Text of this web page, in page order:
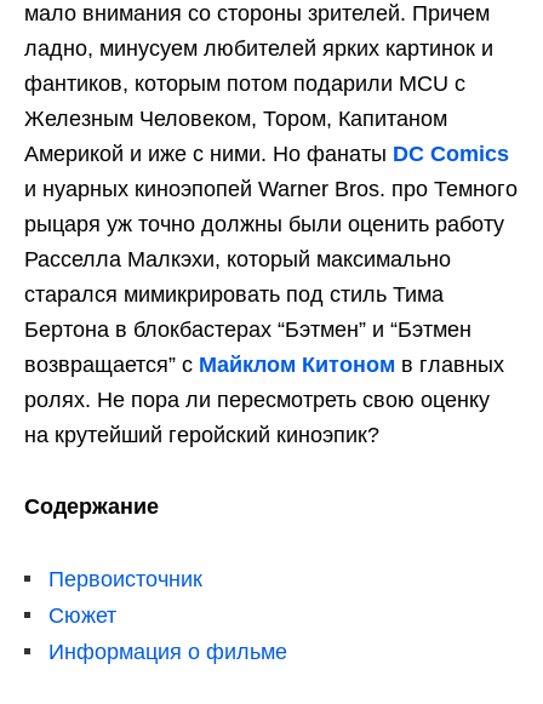
мало внимания со стороны зрителей. Причем
ладно, минусуем любителей ярких картинок и
фантиков, которым потом подарили MCU с
Железным Человеком, Тором, Капитаном
Америкой и иже с ними. Но фанаты DC Comics
и нуарных киноэпопей Warner Bros. про Темного
рыцаря уж точно должны были оценить работу
Расселла Малкэхи, который максимально
старался мимикрировать под стиль Тима
Бертона в блокбастерах “Бэтмен” и “Бэтмен
возвращается” с Майклом Китоном в главных
ролях. Не пора ли пересмотреть свою оценку
на крутейший геройский киноэпик?
Содержание
Первоисточник
Сюжет
Информация о фильме